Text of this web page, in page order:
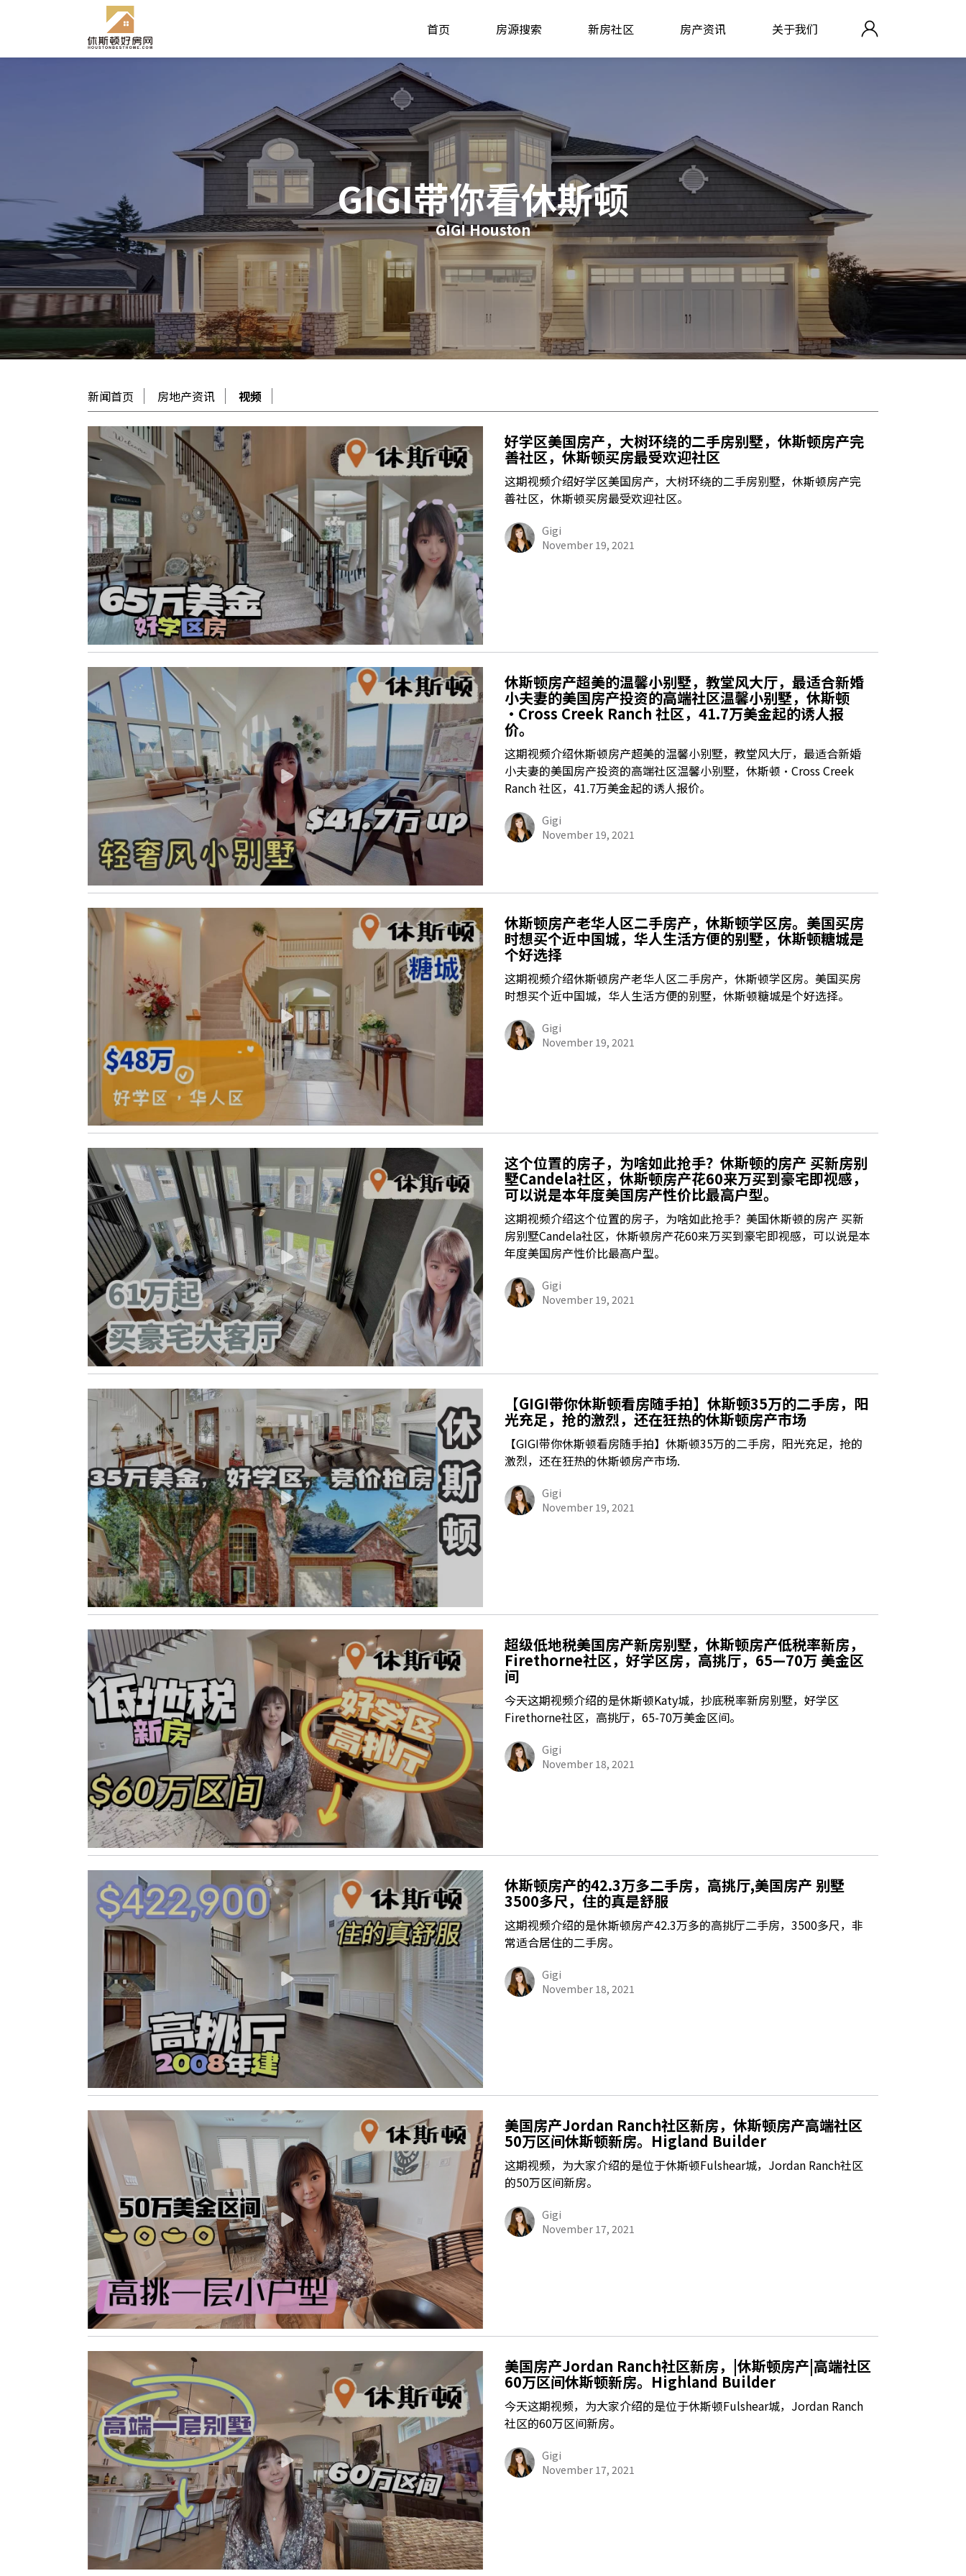
首页 房源搜索 新房社区 房产资讯 关于我们
GIGI带你看休斯顿
GIGI Houston
新闻首页 房地产资讯 视频
好学区美国房产，大树环绕的二手房别墅，休斯顿房产完
善社区，休斯顿买房最受欢迎社区
这期视频介绍好学区美国房产，大树环绕的二手房别墅，休斯顿房产完
善社区，休斯顿买房最受欢迎社区。
Gigi
November 19, 2021
休斯顿房产超美的温馨小别墅，教堂风大厅，最适合新婚
小夫妻的美国房产投资的高端社区温馨小别墅，休斯顿
·Cross Creek Ranch 社区，41.7万美金起的诱人报
价。
这期视频介绍休斯顿房产超美的温馨小别墅，教堂风大厅，最适合新婚
小夫妻的美国房产投资的高端社区温馨小别墅，休斯顿·Cross Creek
Ranch 社区，41.7万美金起的诱人报价。
Gigi
November 19, 2021
休斯顿房产老华人区二手房产，休斯顿学区房。美国买房
时想买个近中国城，华人生活方便的别墅，休斯顿糖城是
个好选择
这期视频介绍休斯顿房产老华人区二手房产，休斯顿学区房。美国买房
时想买个近中国城，华人生活方便的别墅，休斯顿糖城是个好选择。
Gigi
November 19, 2021
这个位置的房子，为啥如此抢手？休斯顿的房产 买新房别
墅Candela社区，休斯顿房产花60来万买到豪宅即视感，
可以说是本年度美国房产性价比最高户型。
这期视频介绍这个位置的房子，为啥如此抢手？美国休斯顿的房产 买新
房别墅Candela社区，休斯顿房产花60来万买到豪宅即视感，可以说是本
年度美国房产性价比最高户型。
Gigi
November 19, 2021
【GIGI带你休斯顿看房随手拍】休斯顿35万的二手房，阳
光充足，抢的激烈，还在狂热的休斯顿房产市场
【GIGI带你休斯顿看房随手拍】休斯顿35万的二手房，阳光充足，抢的
激烈，还在狂热的休斯顿房产市场.
Gigi
November 19, 2021
超级低地税美国房产新房别墅，休斯顿房产低税率新房，
Firethorne社区，好学区房，高挑厅，65—70万 美金区
间
今天这期视频介绍的是休斯顿Katy城，抄底税率新房别墅，好学区
Firethorne社区，高挑厅，65-70万美金区间。
Gigi
November 18, 2021
休斯顿房产的42.3万多二手房，高挑厅,美国房产 别墅
3500多尺，住的真是舒服
这期视频介绍的是休斯顿房产42.3万多的高挑厅二手房，3500多尺，非
常适合居住的二手房。
Gigi
November 18, 2021
美国房产Jordan Ranch社区新房，休斯顿房产高端社区
50万区间休斯顿新房。Higland Builder
这期视频，为大家介绍的是位于休斯顿Fulshear城，Jordan Ranch社区
的50万区间新房。
Gigi
November 17, 2021
美国房产Jordan Ranch社区新房，|休斯顿房产|高端社区
60万区间休斯顿新房。Highland Builder
今天这期视频，为大家介绍的是位于休斯顿Fulshear城，Jordan Ranch
社区的60万区间新房。
Gigi
November 17, 2021